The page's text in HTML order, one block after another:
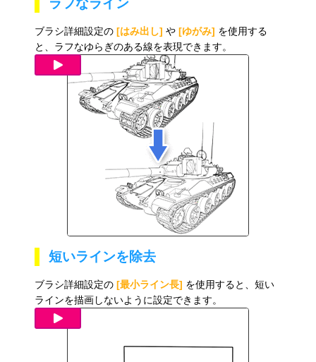
ラフなライン
ブラシ詳細設定の [はみ出し] や [ゆがみ] を使用する
と、ラフなゆらぎのある線を表現できます。
短いラインを除去
ブラシ詳細設定の[最小ライン長] を使用すると、短い
ラインを描画しないように設定できます。